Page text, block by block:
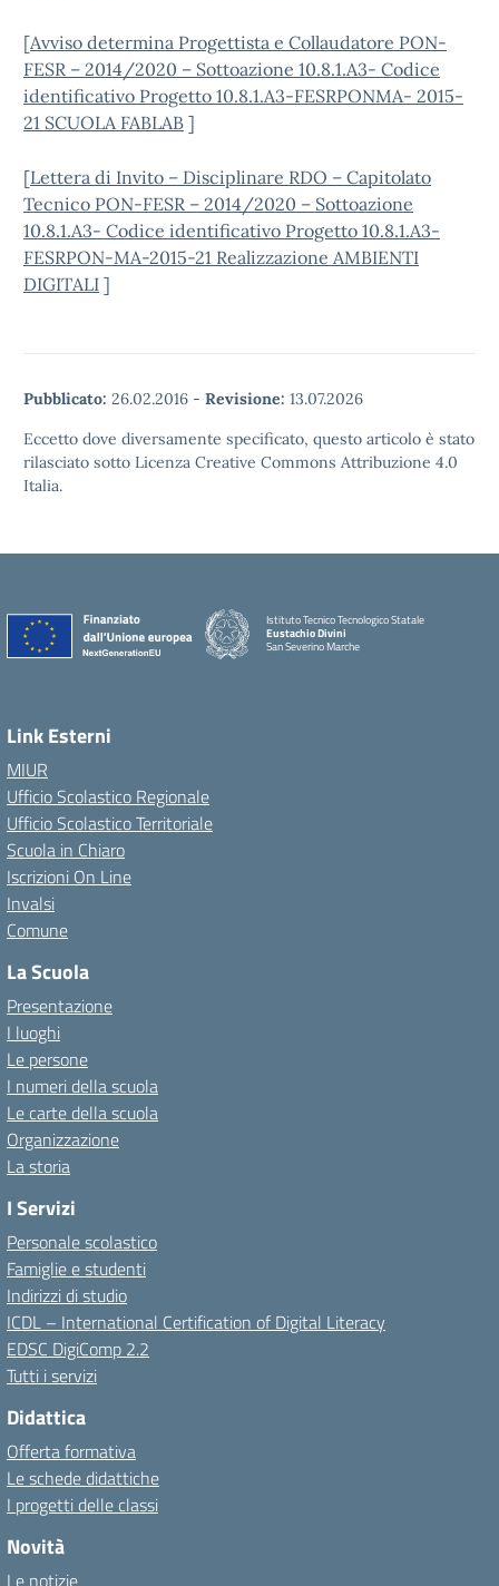
[Avviso determina Progettista e Collaudatore PON-
FESR – 2014/2020 – Sottoazione 10.8.1.A3- Codice
identificativo Progetto 10.8.1.A3-FESRPONMA- 2015-
21 SCUOLA FABLAB ]
[Lettera di Invito – Disciplinare RDO – Capitolato
Tecnico PON-FESR – 2014/2020 – Sottoazione
10.8.1.A3- Codice identificativo Progetto 10.8.1.A3-
FESRPON-MA-2015-21 Realizzazione AMBIENTI
DIGITALI ]
Pubblicato: 26.02.2016 - Revisione: 13.07.2026
Eccetto dove diversamente specificato, questo articolo è stato
rilasciato sotto Licenza Creative Commons Attribuzione 4.0
Italia.
Istituto Tecnico Tecnologico Statale
Eustachio Divini
San Severino Marche
Link Esterni
MIUR
Ufficio Scolastico Regionale
Ufficio Scolastico Territoriale
Scuola in Chiaro
Iscrizioni On Line
Invalsi
Comune
La Scuola
Presentazione
I luoghi
Le persone
I numeri della scuola
Le carte della scuola
Organizzazione
La storia
I Servizi
Personale scolastico
Famiglie e studenti
Indirizzi di studio
ICDL – International Certification of Digital Literacy
EDSC DigiComp 2.2
Tutti i servizi
Didattica
Offerta formativa
Le schede didattiche
I progetti delle classi
Novità
Le notizie